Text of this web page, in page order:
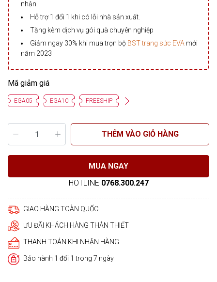
nhận.
Hỗ trợ 1 đổi 1 khi có lỗi nhà sản xuất.
Tặng kèm dịch vụ gói quà chuyên nghiệp
Giảm ngay 30% khi mua trọn bộ BST trang sức EVA mới
năm 2023
Mã giảm giá
EGA05 EGA10 FREESHIP
THÊM VÀO GIỎ HÀNG
MUA NGAY
HOTLINE 0768.300.247
GIAO HÀNG TOÀN QUỐC
ƯU ĐÃI KHÁCH HÀNG THÂN THIẾT
THANH TOÁN KHI NHẬN HÀNG
Bảo hành 1 đổi 1 trong 7 ngày